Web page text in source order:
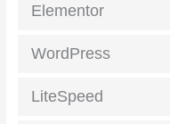
Elementor
WordPress
LiteSpeed